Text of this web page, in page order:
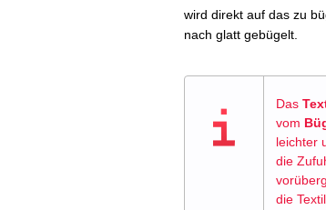
wird direkt auf das zu
nach glatt gebügelt.
Das
vom
leichter
die
die